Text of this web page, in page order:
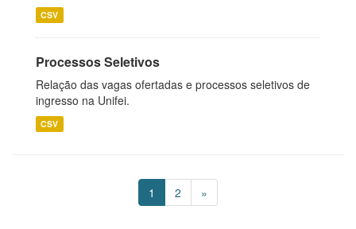
CSV
Processos Seletivos
Relação das vagas ofertadas e processos seletivos de
ingresso na Unifei.
CSV
1 2 »